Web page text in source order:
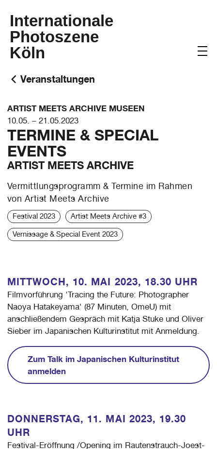
Internationale
Photoszene
Köln
Veranstaltungen
ARTIST MEETS ARCHIVE MUSEEN
10.05. – 21.05.2023
TERMINE & SPECIAL
EVENTS
ARTIST MEETS ARCHIVE
Vermittlungsprogramm & Termine im Rahmen
von Artist Meets Archive
Festival 2023 Artist Meets Archive #3
Vernissage & Special Event 2023
MITTWOCH, 10. MAI 2023, 18.30 UHR
Filmvorführung 'Tracing the Future: Photographer
Naoya Hatakeyama' (87 Minuten, OmeU) mit
anschließendem Gespräch mit Katja Stuke und Oliver
Sieber im Japanischen Kulturinstitut mit Anmeldung.
Zum Talk im Japanischen Kulturinstitut
anmelden
DONNERSTAG, 11. MAI 2023, 19.30
UHR
Festival-Eröffnung /Opening im Rautenstrauch-Joest-